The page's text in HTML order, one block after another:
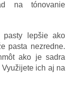
na tónovanie
pasty lepšie ako
pasta nezredne.
ako je sadra
ich aj na